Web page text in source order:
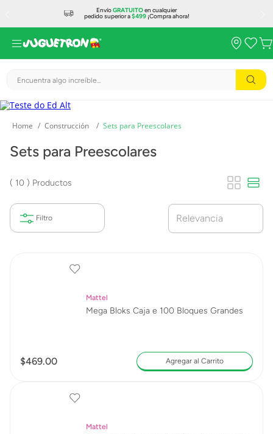
EnvíoGRATUITOen cualquier
pedido superior a$499¡Compra ahora!
Encuentra algo increíble...
Construcción Sets para Preescolares
Sets para Preescolares
10 Productos
Relevancia
Mattel
Mega Bloks Caja e 100 Bloques Grandes
$469.00 Agregar al Carrito
Mattel